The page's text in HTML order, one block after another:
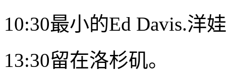
10:30最小的Ed Davis.洋
13:30留在洛杉矶。